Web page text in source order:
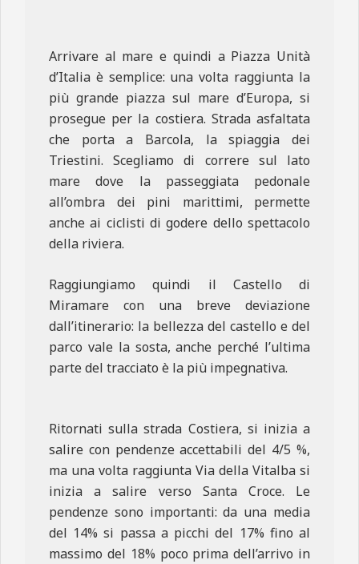
Arrivare al mare e quindi a Piazza Unità
d’Italia è semplice: una volta raggiunta la
più grande piazza sul mare d’Europa, si
prosegue per la costiera. Strada asfaltata
che porta a Barcola, la spiaggia dei
Triestini. Scegliamo di correre sul lato
mare dove la passeggiata pedonale
all’ombra dei pini marittimi, permette
anche ai ciclisti di godere dello spettacolo
della riviera.
Raggiungiamo quindi il Castello di
Miramare con una breve deviazione
dall’itinerario: la bellezza del castello e del
parco vale la sosta, anche perché l’ultima
parte del tracciato è la più impegnativa.
Ritornati sulla strada Costiera, si inizia a
salire con pendenze accettabili del 4/5 %,
ma una volta raggiunta Via della Vitalba si
inizia a salire verso Santa Croce. Le
pendenze sono importanti: da una media
del 14% si passa a picchi del 17% fino al
massimo del 18% poco prima dell’arrivo in